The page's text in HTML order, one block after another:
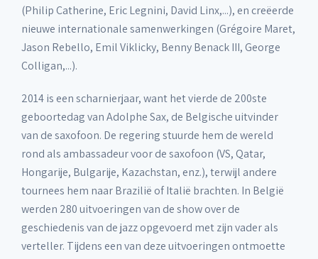
(Philip Catherine, Eric Legnini, David Linx,...), en creëerde
nieuwe internationale samenwerkingen (Grégoire Maret,
Jason Rebello, Emil Viklicky, Benny Benack III, George
Colligan,...).
2014 is een scharnierjaar, want het vierde de 200ste
geboortedag van Adolphe Sax, de Belgische uitvinder
van de saxofoon. De regering stuurde hem de wereld
rond als ambassadeur voor de saxofoon (VS, Qatar,
Hongarije, Bulgarije, Kazachstan, enz.), terwijl andere
tournees hem naar Brazilië of Italië brachten. In België
werden 280 uitvoeringen van de show over de
geschiedenis van de jazz opgevoerd met zijn vader als
verteller. Tijdens een van deze uitvoeringen ontmoette